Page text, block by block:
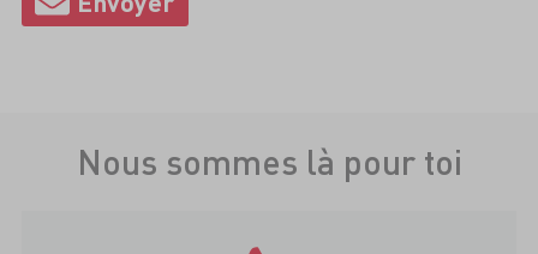
Nous sommes là pour toi